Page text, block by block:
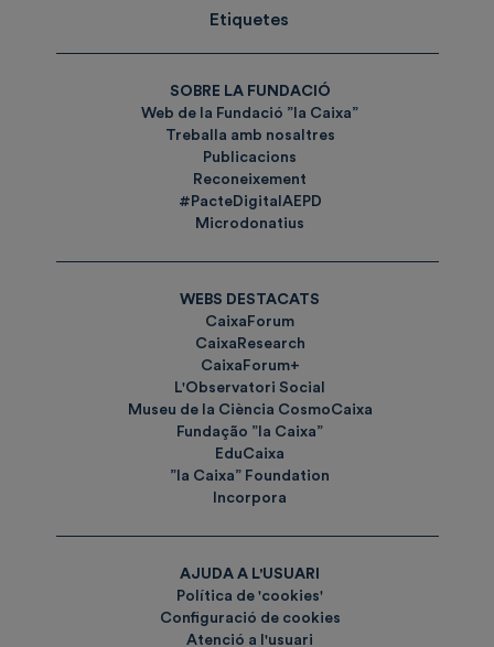
Etiquetes
SOBRE LA FUNDACIÓ
Web de la Fundació ”la Caixa”
Treballa amb nosaltres
Publicacions
Reconeixement
#PacteDigitalAEPD
Microdonatius
WEBS DESTACATS
CaixaForum
CaixaResearch
CaixaForum+
L'Observatori Social
Museu de la Ciència CosmoCaixa
Fundação ”la Caixa”
EduCaixa
”la Caixa” Foundation
Incorpora
AJUDA A L'USUARI
Política de 'cookies'
Configuració de cookies
Atenció a l'usuari